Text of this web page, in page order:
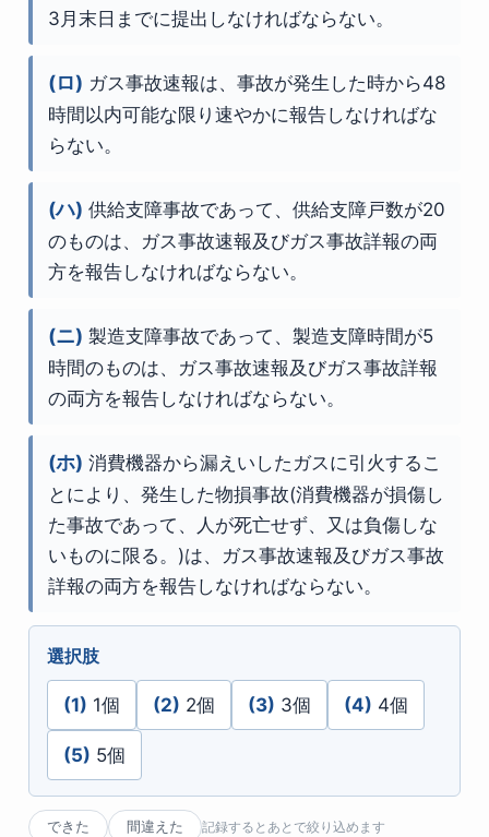
3月末日までに提出しなければならない。
(ロ) ガス事故速報は、事故が発生した時から48
時間以内可能な限り速やかに報告しなければな
らない。
(ハ) 供給支障事故であって、供給支障戸数が20
のものは、ガス事故速報及びガス事故詳報の両
方を報告しなければならない。
(ニ) 製造支障事故であって、製造支障時間が5
時間のものは、ガス事故速報及びガス事故詳報
の両方を報告しなければならない。
(ホ) 消費機器から漏えいしたガスに引火するこ
とにより、発生した物損事故(消費機器が損傷し
た事故であって、人が死亡せず、又は負傷しな
いものに限る。)は、ガス事故速報及びガス事故
詳報の両方を報告しなければならない。
選択肢
(1) 1個 (2) 2個 (3) 3個 (4) 4個
(5) 5個
できた 間違えた 記録するとあとで絞り込めます